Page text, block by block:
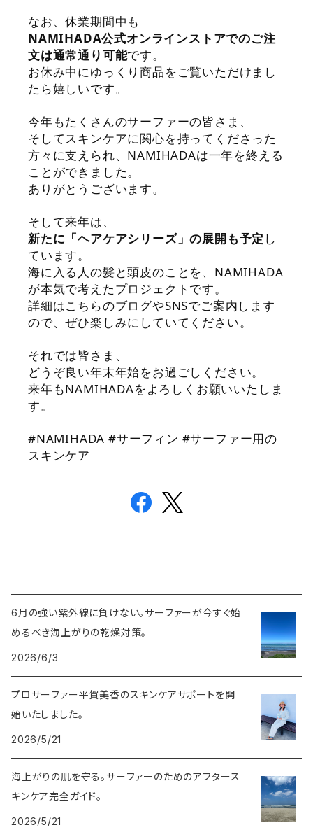
なお、休業期間中も
NAMIHADA公式オンラインストアでのご注
文は通常通り可能です。
お休み中にゆっくり商品をご覧いただけまし
たら嬉しいです。
今年もたくさんのサーファーの皆さま、
そしてスキンケアに関心を持ってくださった
方々に支えられ、 NAMIHADAは一年を終える
ことができました。
ありがとうございます。
そして来年は、
新たに「ヘアケアシリーズ」の展開も予定 し
ています。
海に入る人の髪と頭皮のことを、NAMIHADA
が本気で考えたプロジェクトです。
詳細はこちらのブログやSNSでご案内します
ので、ぜひ楽しみにしていてください。
それでは皆さま、
どうぞ良い年末年始をお過ごしください。
来年もNAMIHADAをよろしくお願いいたしま
す。
#NAMIHADA #サーフィン #サーファー用の
スキンケア
6月の強い紫外線に負けない。サーファーが今すぐ始
めるべき海上がりの乾燥対策。
2026/6/3
プロサーファー平賀美香のスキンケアサポートを開
始いたしました。
2026/5/21
海上がりの肌を守る。サーファーのためのアフタース
キンケア完全ガイド。
2026/5/21